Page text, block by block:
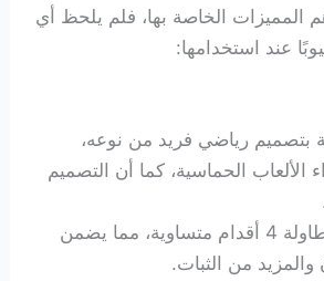
المميزات الخاصة بها، فلم يلحظ أي
عند استخدامها:
بتصميم رياضي فريد من نوعه،
الألعاب الحماسية، كما أن التصميم
يتوفر مع الطاولة 4 أقدام متساوية، مما يضمن
والمزيد من الثبات.